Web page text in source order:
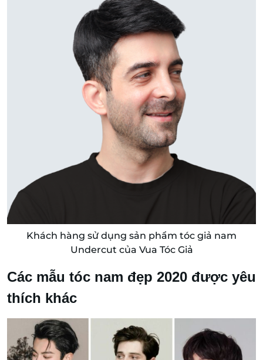
Khách hàng sử dụng sản phẩm tóc giả nam
Undercut của Vua Tóc Giả
Các mẫu tóc nam đẹp 2020 được yêu
thích khác